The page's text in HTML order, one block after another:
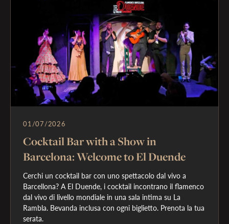
01/07/2026
Cocktail Bar with a Show in
Barcelona: Welcome to El Duende
Cerchi un cocktail bar con uno spettacolo dal vivo a
Barcellona? A El Duende, i cocktail incontrano il flamenco
dal vivo di livello mondiale in una sala intima su La
Rambla. Bevanda inclusa con ogni biglietto. Prenota la tua
serata.